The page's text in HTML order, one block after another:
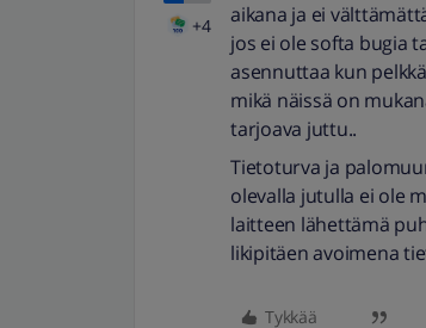
+4
aikana ja ei
jos ei ole softa bugia
asennuttaa kun
mikä näissä on
tarjoava juttu..
Tietoturva ja
olevalla jutulla ei ole
laitteen lähettämä
likipitäen avoimena
Tykkää